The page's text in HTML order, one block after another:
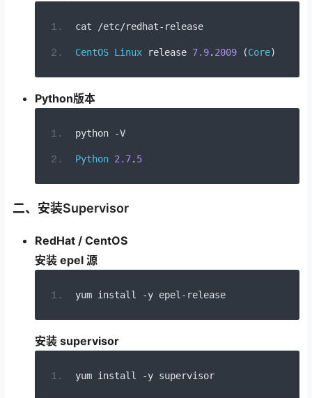
cat /etc/redhat- release
CentOS Linux release 7.9. 2009 (Core)
Python版本
python -V
Python 2.7. 5
二、安装Supervisor
RedHat / CentOS
安装 epel 源
yum install -y epel - release
安装 supervisor
yum install -y supervisor